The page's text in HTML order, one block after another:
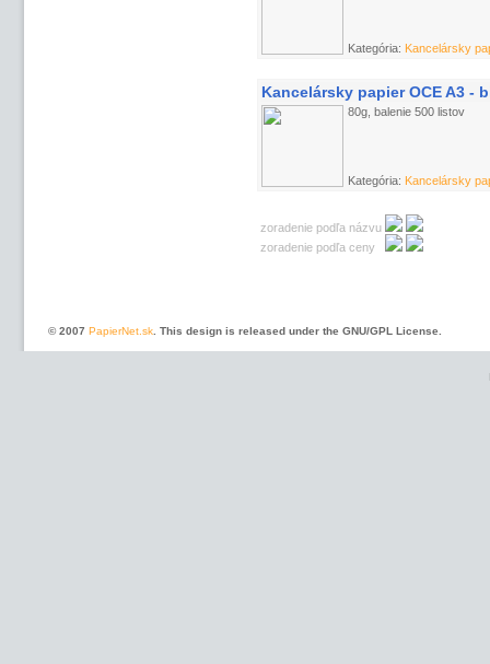
Kategória: Kancelársky
Kancelársky papier OCE A3 -
80g, balenie 500 listov
Kategória: Kancelársky
zoradenie podľa názvu
zoradenie podľa ceny
© 2007 PapierNet.sk. This design is released under the GNU/GPL License.